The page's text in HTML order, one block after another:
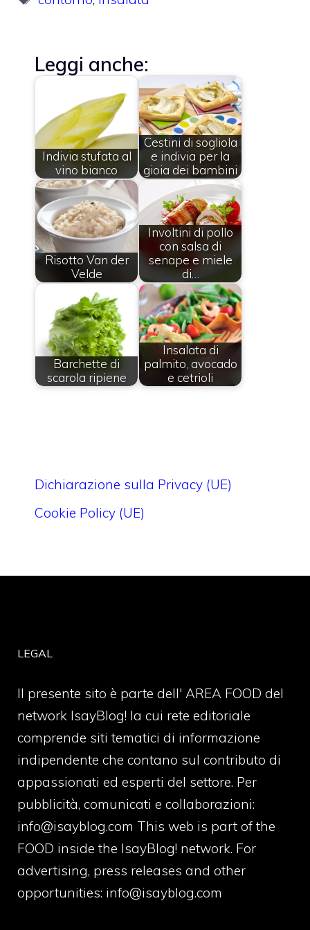
Leggi anche:
Indivia stufata al
vino bianco
Cestini di sogliola
e indivia per la
gioia dei bambini
Risotto Van der
Velde
Involtini di pollo
con salsa di
senape e miele
di…
Barchette di
scarola ripiene
Insalata di
palmito, avocado
e cetrioli
Dichiarazione sulla Privacy (UE)
Cookie Policy (UE)
LEGAL
Il presente sito è parte dell' AREA FOOD del
network IsayBlog! la cui rete editoriale
comprende siti tematici di informazione
indipendente che contano sul contributo di
appassionati ed esperti del settore. Per
pubblicità, comunicati e collaborazioni:
info@isayblog.com This web is part of the
FOOD inside the IsayBlog! network. For
advertising, press releases and other
opportunities: info@isayblog.com